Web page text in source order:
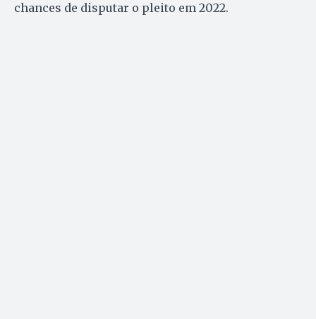
chances de disputar o pleito em 2022.